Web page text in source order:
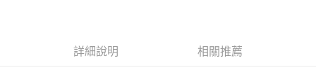
３．收到繳費通知簡訊後14天內，點擊此簡訊中的連結，可透過四大超商／
ATM／網路銀行／等多元方式進行付款，方視為交易完成。
詳細說明 相關推薦